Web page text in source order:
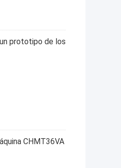
prototipo de los
CHMT36VA